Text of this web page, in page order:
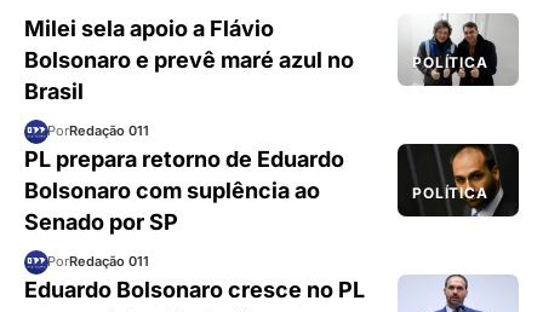
POLÍTICA
Milei sela apoio a Flávio
Bolsonaro e prevê maré azul no
Brasil
PorRedação 011
POLÍTICA
PL prepara retorno de Eduardo
Bolsonaro com suplência ao
Senado por SP
PorRedação 011
Eduardo Bolsonaro cresce no PL